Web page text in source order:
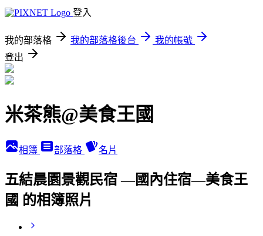
登入
我的部落格 我的部落格後台
我的帳號
登出
米茶熊@美食王國
相簿 部落格 名片
五結晨園景觀民宿 —國內住宿—美食王
國 的相簿照片